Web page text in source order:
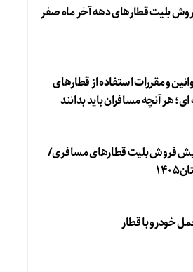
بلیت قطارهای دهه آخر ماه صفر
و مقررات استفاده از قطارهای
هر آنچه مسافران باید بدانند
فروش بلیت قطارهای مسافری/
خودرو با قطار